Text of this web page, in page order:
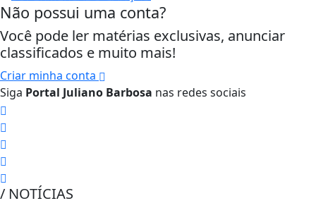
Não possui uma conta?
Você pode ler matérias exclusivas, anunciar
classificados e muito mais!
Criar minha conta
Siga Portal Juliano Barbosa nas redes sociais
/ NOTÍCIAS